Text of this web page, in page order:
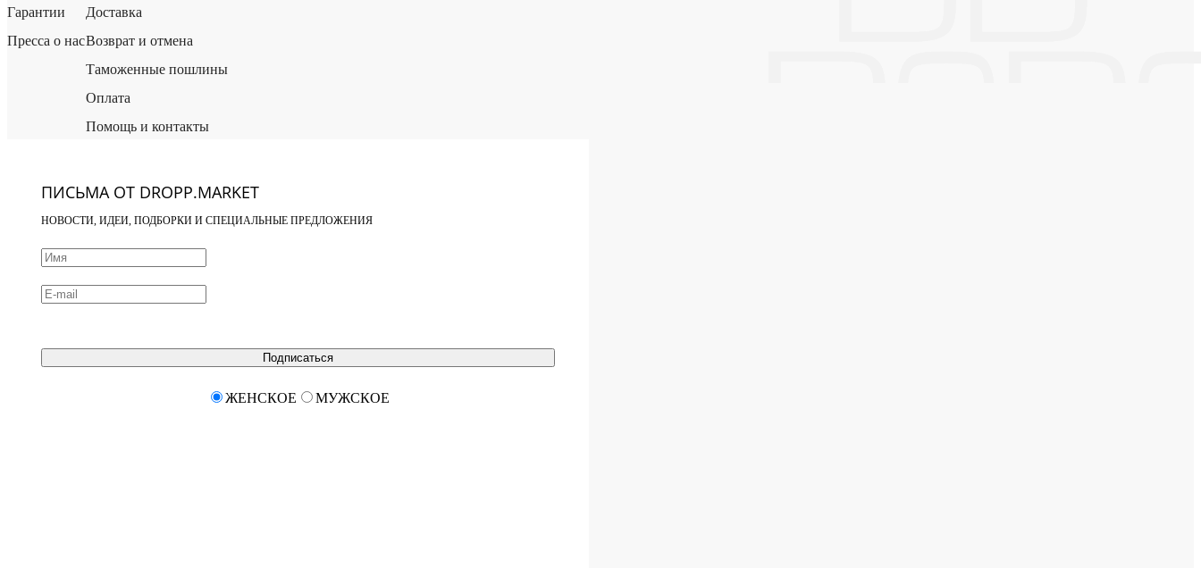
Гарантии
Пресса о нас
Доставка
Возврат и отмена
Таможенные пошлины
Оплата
Помощь и контакты
ПИСЬМА ОТ DROPP.MARKET
НОВОСТИ, ИДЕИ, ПОДБОРКИ И СПЕЦИАЛЬНЫЕ ПРЕДЛОЖЕНИЯ
Подписаться
ЖЕНСКОЕ МУЖСКОЕ